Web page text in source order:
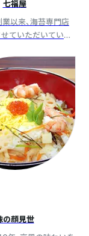
七福屋
以来、海苔専門店
ていただいていま
だくことが願いで
の顔見世